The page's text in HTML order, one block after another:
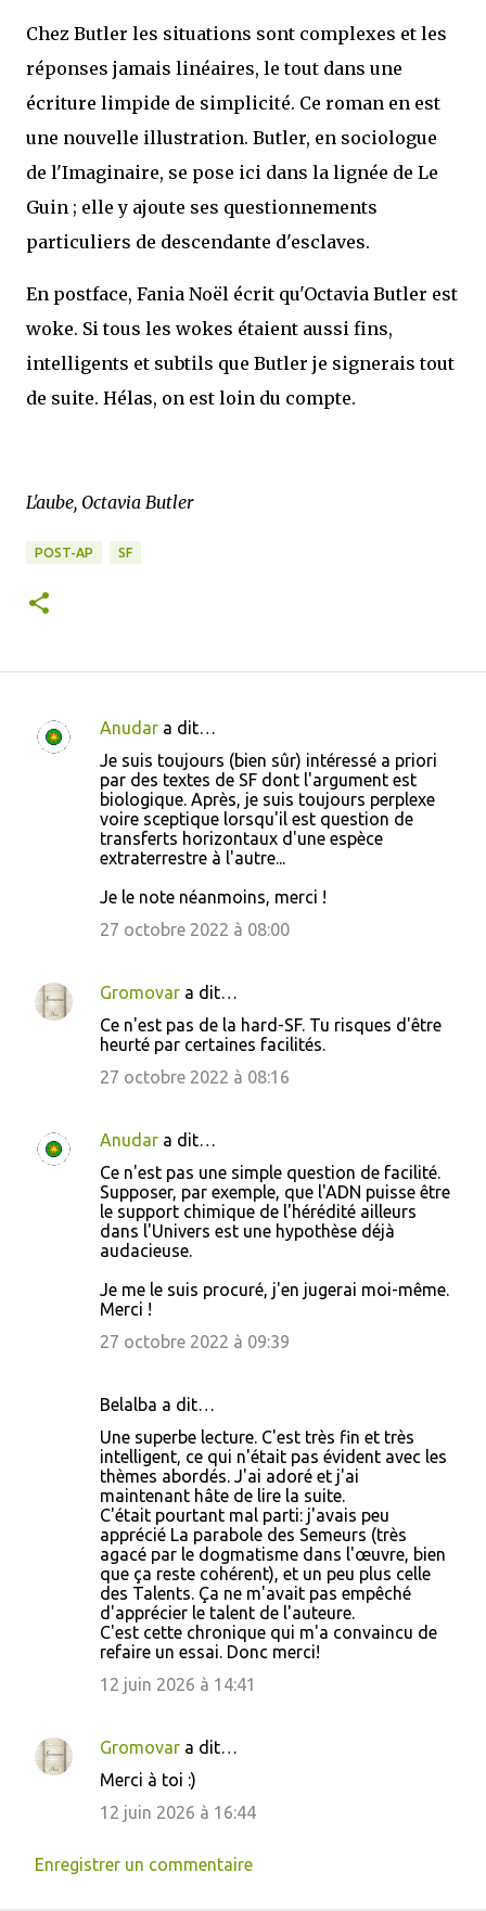
Chez Butler les situations sont complexes et les
réponses jamais linéaires, le tout dans une
écriture limpide de simplicité. Ce roman en est
une nouvelle illustration. Butler, en sociologue
de l'Imaginaire, se pose ici dans la lignée de Le
Guin ; elle y ajoute ses questionnements
particuliers de descendante d'esclaves.
En postface, Fania Noël écrit qu'Octavia Butler est
woke. Si tous les wokes étaient aussi fins,
intelligents et subtils que Butler je signerais tout
de suite. Hélas, on est loin du compte.
L'aube, Octavia Butler
POST-AP SF
C
i
r
Anudar a dit…
Je suis toujours (bien sûr) intéressé a priori
par des textes de SF dont l'argument est
biologique. Après, je suis toujours perplexe
voire sceptique lorsqu'il est question de
transferts horizontaux d'une espèce
extraterrestre à l'autre...
Je le note néanmoins, merci !
27 octobre 2022 à 08:00
Gromovar a dit…
Ce n'est pas de la hard-SF. Tu risques d'être
heurté par certaines facilités.
27 octobre 2022 à 08:16
Anudar a dit…
Ce n'est pas une simple question de facilité.
Supposer, par exemple, que l'ADN puisse être
le support chimique de l'hérédité ailleurs
dans l'Univers est une hypothèse déjà
audacieuse.
Je me le suis procuré, j'en jugerai moi-même.
Merci !
27 octobre 2022 à 09:39
Belalba a dit…
Une superbe lecture. C'est très fin et très
intelligent, ce qui n'était pas évident avec les
thèmes abordés. J'ai adoré et j'ai
maintenant hâte de lire la suite.
C'était pourtant mal parti: j'avais peu
apprécié La parabole des Semeurs (très
agacé par le dogmatisme dans l'œuvre, bien
que ça reste cohérent), et un peu plus celle
des Talents. Ça ne m'avait pas empêché
d'apprécier le talent de l'auteure.
C'est cette chronique qui m'a convaincu de
refaire un essai. Donc merci!
12 juin 2026 à 14:41
Gromovar a dit…
Merci à toi :)
12 juin 2026 à 16:44
Enregistrer un commentaire